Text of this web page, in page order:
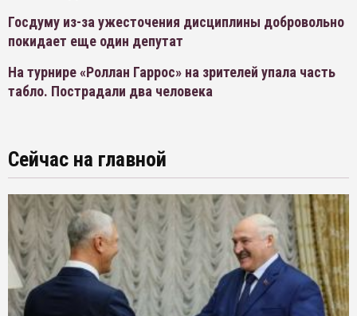
Госдуму из-за ужесточения дисциплины добровольно
покидает еще один депутат
На турнире «Роллан Гаррос» на зрителей упала часть
табло. Пострадали два человека
Сейчас на главной